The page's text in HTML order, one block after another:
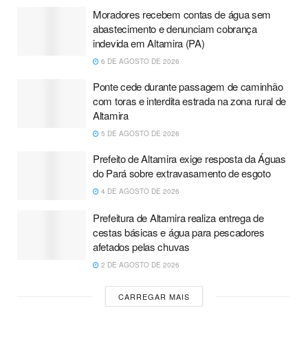
Moradores recebem contas de água sem
abastecimento e denunciam cobrança
indevida em Altamira (PA)
6 DE AGOSTO DE 2026
Ponte cede durante passagem de caminhão
com toras e interdita estrada na zona rural de
Altamira
5 DE AGOSTO DE 2026
Prefeito de Altamira exige resposta da Águas
do Pará sobre extravasamento de esgoto
4 DE AGOSTO DE 2026
Prefeitura de Altamira realiza entrega de
cestas básicas e água para pescadores
afetados pelas chuvas
2 DE AGOSTO DE 2026
CARREGAR MAIS